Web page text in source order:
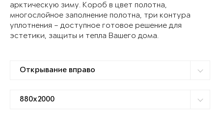
арктическую зиму. Короб в цвет полотна,
многослойное заполнение полотна, три контура
уплотнения – доступное готовое решение для
эстетики, защиты и тепла Вашего дома.